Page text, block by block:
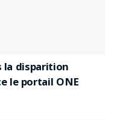
la disparition
le portail ONE